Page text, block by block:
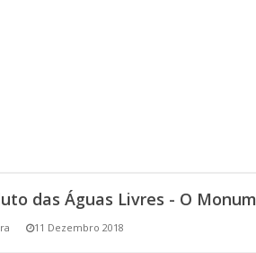
das Águas Livres - O
11 Dezembro 2018